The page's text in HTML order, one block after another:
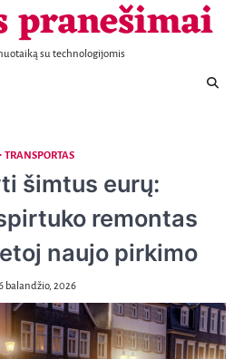
pranešimai
su technologijomis
turtas
TRANSPORTAS
šimtus eurų:
remontas
naujo pirkimo
balandžio, 2026